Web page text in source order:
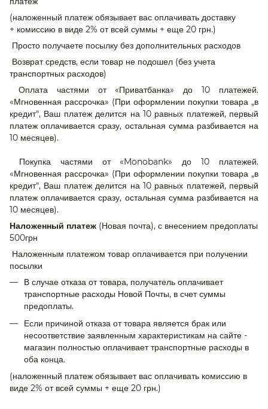
(наложенный платеж обязывает вас оплачивать доставку
+ комиссию в виде 2% от всей суммы + еще 20 грн.)
Просто получаете посылку без дополнительных расходов
Возврат средств, если товар не подошел (без учета
транспортных расходов)
Оплата частями от «Приватбанка» до 10 платежей.
«Мгновенная рассрочка» (При оформлении покупки товара „в
кредит“, Ваш платеж делится на 10 равных платежей, первый
платеж оплачивается сразу, остальная сумма разбивается на
10 месяцев).
Покупка частями от «Monobank» до 10 платежей.
«Мгновенная рассрочка» (При оформлении покупки товара „в
кредит“, Ваш платеж делится на 10 равных платежей, первый
платеж оплачивается сразу, остальная сумма разбивается на
10 месяцев).
Наложенный платеж (Новая почта), с внесением предоплаты
500грн
Наложенным платежом товар оплачивается при получении
посылки
В случае отказа от товара, получатель оплачивает
транспортные расходы Новой Почты, в счет суммы
предоплаты.
Если причиной отказа от товара является брак или
несоответствие заявленным характеристикам на сайте -
магазин полностью оплачивает транспортные расходы в
оба конца.
(наложенный платеж обязывает вас оплачивать комиссию в
виде 2% от всей суммы + еще 20 грн.)